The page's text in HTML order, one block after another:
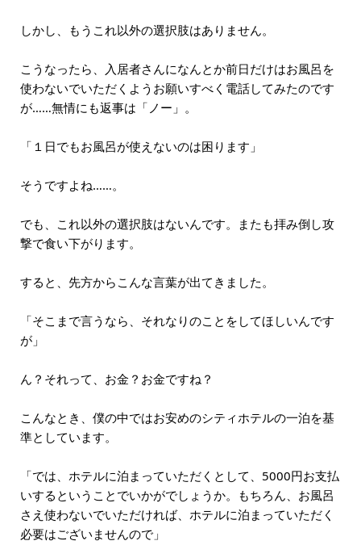
しかし、もうこれ以外の選択肢はありません。
こうなったら、入居者さんになんとか前日だけはお風呂を
使わないでいただくようお願いすべく電話してみたのです
が……無情にも返事は「ノー」。
「１日でもお風呂が使えないのは困ります」
そうですよね……。
でも、これ以外の選択肢はないんです。またも拝み倒し攻
撃で食い下がります。
すると、先方からこんな言葉が出てきました。
「そこまで言うなら、それなりのことをしてほしいんです
が」
ん？それって、お金？お金ですね？
こんなとき、僕の中ではお安めのシティホテルの一泊を基
準としています。
「では、ホテルに泊まっていただくとして、5000円お支払
いするということでいかがでしょうか。もちろん、お風呂
さえ使わないでいただければ、ホテルに泊まっていただく
必要はございませんので」